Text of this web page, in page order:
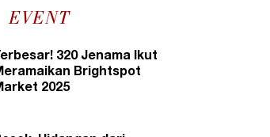
EVENT
320 Jenama Ikut
Brightspot
2025